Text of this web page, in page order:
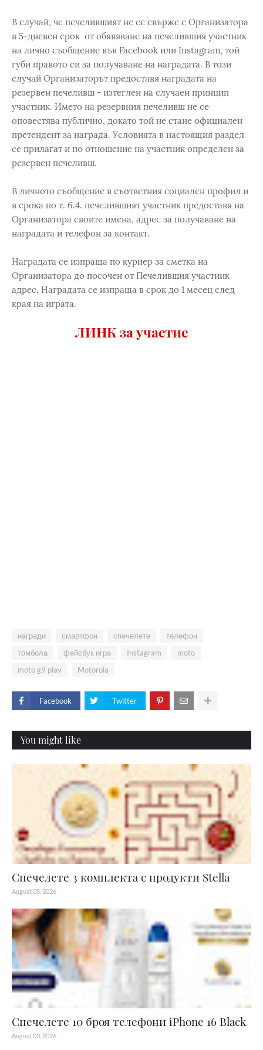
В случай, че печелившият не се свърже с Организатора
в 5-дневен срок от обявяване на печелившия участник
на лично съобщение във Facebook или Instagram, той
губи правото си за получаване на наградата. В този
случай Организаторът предоставя наградата на
резервен печеливш - изтеглен на случаен принцип
участник. Името на резервния печеливш не се
оповестява публично, докато той не стане официален
претендент за награда. Условията в настоящия раздел
се прилагат и по отношение на участник определен за
резервен печеливш.
В личното съобщение в съответния социален профил и
в срока по т. 6.4. печелившият участник предоставя на
Организатора своите имена, адрес за получаване на
наградата и телефон за контакт.
Наградата се изпраща по куриер за сметка на
Организатора до посочен от Печелившия участник
адрес. Наградата се изпраща в срок до 1 месец след
края на играта.
ЛИНК за участие
награди смартфон спечелете
телефон
томбола
фейсбук игра Instagram
moto
moto g9 play
Motorola
Facebook Twitter
You might like
Спечелете 3 комплекта с продукти Stella
August 05, 2026
Спечелете 10 броя телефони iPhone 16 Black
August 03, 2026